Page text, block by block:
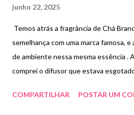
junho 22, 2025
Temos atrás a fragrância de Chá
semelhança com uma marca famosa,
de ambiente nessa mesma essência .
comprei o difusor que estava
Achei que a fragrância fica bem floral
COMPARTILHAR POSTAR UM